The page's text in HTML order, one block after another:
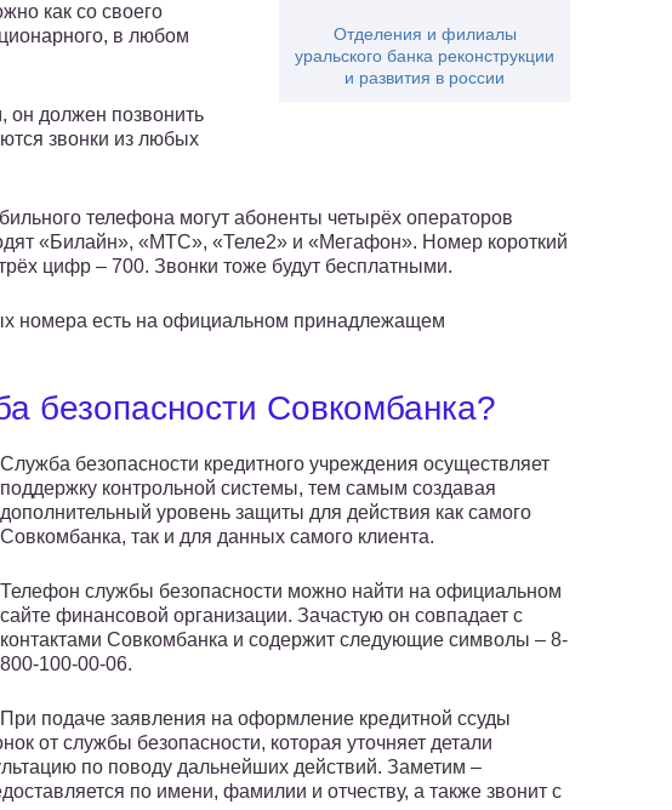
Отделения и филиалы
уральского банка реконструкции
и развития в россии
как со своего
в любом
он должен позвонить
звонки из любых
телефона могут абоненты четырёх операторов
«Билайн», «МТС», «Теле2» и «Мегафон». Номер короткий
цифр – 700. Звонки тоже будут бесплатными.
номера есть на официальном принадлежащем
безопасности Совкомбанка?
Служба безопасности кредитного учреждения осуществляет
поддержку контрольной системы, тем самым создавая
дополнительный уровень защиты для действия как самого
Совкомбанка, так и для данных самого клиента.
Телефон службы безопасности можно найти на официальном
сайте финансовой организации. Зачастую он совпадает с
контактами Совкомбанка и содержит следующие символы – 8-
800-100-00-06.
При подаче заявления на оформление кредитной ссуды
от службы безопасности, которая уточняет детали
по поводу дальнейших действий. Заметим –
по имени, фамилии и отчеству, а также звонит с